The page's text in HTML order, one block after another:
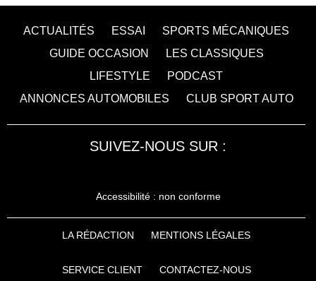
ACTUALITÉS ESSAI
SPORTS MÉCANIQUES
GUIDE OCCASION
LES CLASSIQUES
LIFESTYLE
PODCAST
ANNONCES AUTOMOBILES
CLUB SPORT AUTO
SUIVEZ-NOUS SUR :
Accessibilité : non conforme
LA RÉDACTION MENTIONS LÉGALES
SERVICE CLIENT CONTACTEZ-NOUS